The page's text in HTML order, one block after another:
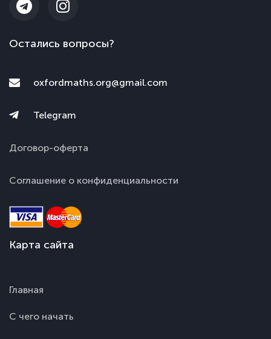
Остались вопросы?
oxfordmaths.org@gmail.com
Telegram
Договор-оферта
Соглашение о конфиденциальности
Карта сайта
Главная
С чего начать